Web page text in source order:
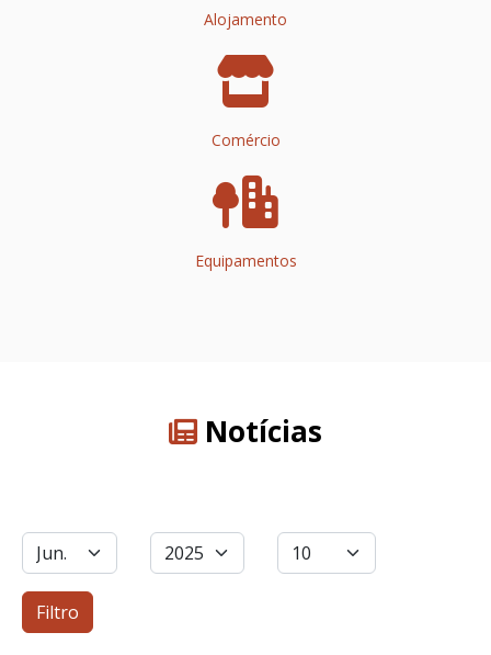
Alojamento
Comércio
Equipamentos
Notícias
Filtros
Mês Ano Qtd. a exibir
Filtro